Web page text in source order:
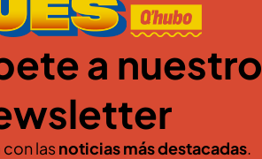
a nuestro
con lasnoticias más destacadas.